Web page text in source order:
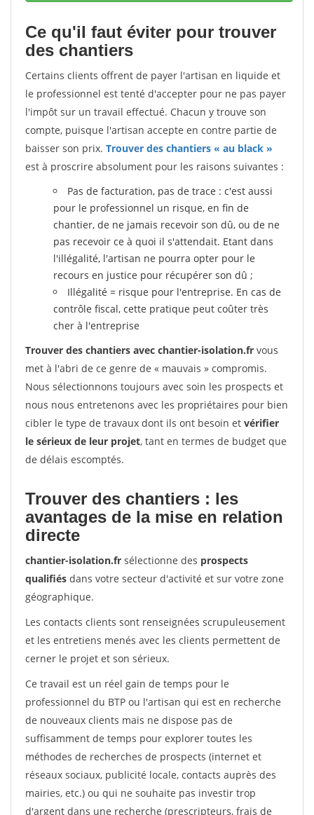
Ce qu'il faut éviter pour trouver
des chantiers
Certains clients offrent de payer l'artisan en liquide et
le professionnel est tenté d'accepter pour ne pas payer
l'impôt sur un travail effectué. Chacun y trouve son
compte, puisque l'artisan accepte en contre partie de
baisser son prix. Trouver des chantiers « au black »
est à proscrire absolument pour les raisons suivantes :
Pas de facturation, pas de trace : c'est aussi
pour le professionnel un risque, en fin de
chantier, de ne jamais recevoir son dû, ou de ne
pas recevoir ce à quoi il s'attendait. Etant dans
l'illégalité, l'artisan ne pourra opter pour le
recours en justice pour récupérer son dû ;
Illégalité = risque pour l'entreprise. En cas de
contrôle fiscal, cette pratique peut coûter très
cher à l'entreprise
Trouver des chantiers avec chantier-isolation.fr vous
met à l'abri de ce genre de « mauvais » compromis.
Nous sélectionnons toujours avec soin les prospects et
nous nous entretenons avec les propriétaires pour bien
cibler le type de travaux dont ils ont besoin et vérifier
le sérieux de leur projet, tant en termes de budget que
de délais escomptés.
Trouver des chantiers : les
avantages de la mise en relation
directe
chantier-isolation.fr sélectionne des prospects
qualifiés dans votre secteur d'activité et sur votre zone
géographique.
Les contacts clients sont renseignées scrupuleusement
et les entretiens menés avec les clients permettent de
cerner le projet et son sérieux.
Ce travail est un réel gain de temps pour le
professionnel du BTP ou l'artisan qui est en recherche
de nouveaux clients mais ne dispose pas de
suffisamment de temps pour explorer toutes les
méthodes de recherches de prospects (internet et
réseaux sociaux, publicité locale, contacts auprès des
mairies, etc.) ou qui ne souhaite pas investir trop
d'argent dans une recherche (prescripteurs, frais de